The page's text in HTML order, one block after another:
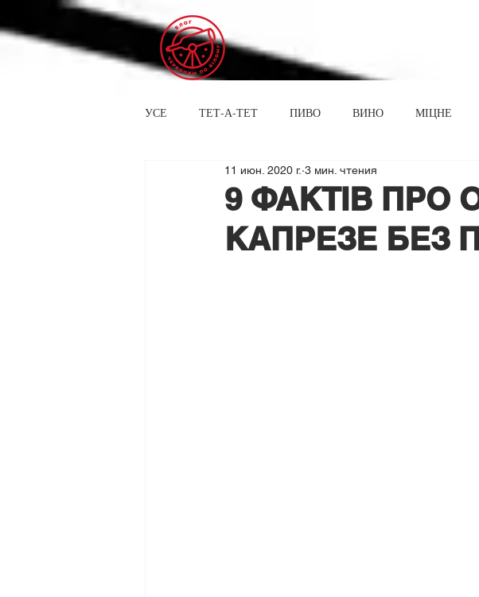
УСЕ ТЕТ-А-ТЕТ ПИВО ВИНО МІЦНЕ
9 ФАКТІВ ПРО
КАПРЕЗЕ БЕЗ
11 июн. 2020 г. 3 мин. чтения